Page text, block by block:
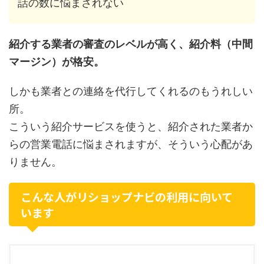
話の数に悩まされない
紹介する業者の審査のレベルが高く、紹介料（中間
マージン）が格安。
しかも業者との連絡を代行してくれるのもうれしい
所。
こういう紹介サービスを使うと、紹介された業者か
らの営業電話に悩まされますが、そういう心配があ
りません。
こんな人がリショップナビの利用に向いて
います